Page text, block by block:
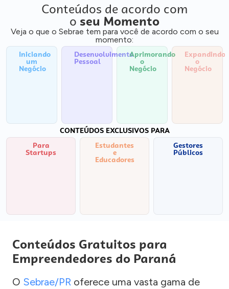
Conteúdos de acordo com
o seu Momento
Veja o que o Sebrae tem para você de acordo com o seu
momento:
Iniciando
um
Negócio
Desenvolvimento
Pessoal
Aprimorando
o
Negócio
Expandindo
o
Negócio
CONTEÚDOS EXCLUSIVOS PARA
Para
Startups
Estudantes
e
Educadores
Gestores
Públicos
Conteúdos Gratuitos para
Empreendedores do Paraná
O Sebrae/PR oferece uma vasta gama de